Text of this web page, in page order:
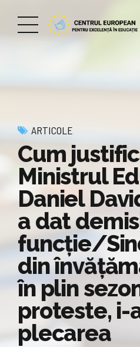
ARTICOLE
Cum
Ministrul
Daniel
a dat
funcție/
din
în plin
proteste, i-
plecarea